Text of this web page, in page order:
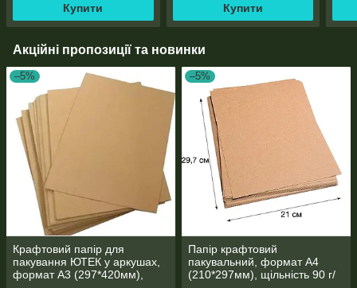
Купити Купити
Акційні пропозиції та новинки
–5%
Крафтовий папір для
пакування ЮТЕК у аркушах,
формат А3 (297*420мм),
–5%
Папір крафтовий
пакувальний, формат А4
(210*297мм), щільність 90 г/